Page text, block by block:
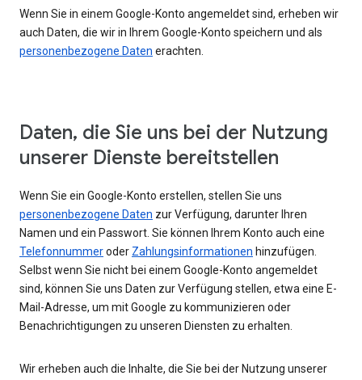
Wenn Sie in einem Google-Konto angemeldet sind, erheben wir
auch Daten, die wir in Ihrem Google-Konto speichern und als
personenbezogene Daten erachten.
Daten, die Sie uns bei der Nutzung
unserer Dienste bereitstellen
Wenn Sie ein Google-Konto erstellen, stellen Sie uns
personenbezogene Daten zur Verfügung, darunter Ihren
Namen und ein Passwort. Sie können Ihrem Konto auch eine
Telefonnummeroder Zahlungsinformationen hinzufügen.
Selbst wenn Sie nicht bei einem Google-Konto angemeldet
sind, können Sie uns Daten zur Verfügung stellen, etwa eine E-
Mail-Adresse, um mit Google zu kommunizieren oder
Benachrichtigungen zu unseren Diensten zu erhalten.
Wir erheben auch die Inhalte, die Sie bei der Nutzung unserer